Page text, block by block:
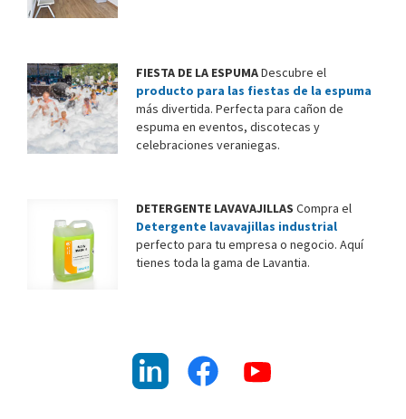
FIESTA DE LA ESPUMADescubre el
producto para las fiestas de la espuma
más divertida. Perfecta para cañon de
espuma en eventos, discotecas y
celebraciones veraniegas.
DETERGENTE LAVAVAJILLAS Compra el
Detergente lavavajillas industrial
perfecto para tu empresa o negocio. Aquí
tienes toda la gama de Lavantia.